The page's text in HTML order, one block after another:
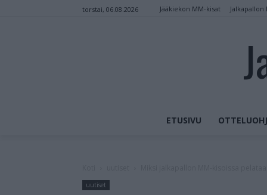
torstai, 06.08.2026 Jääkiekon MM-kisat Jalkapallon
ETUSIVU
uutiset